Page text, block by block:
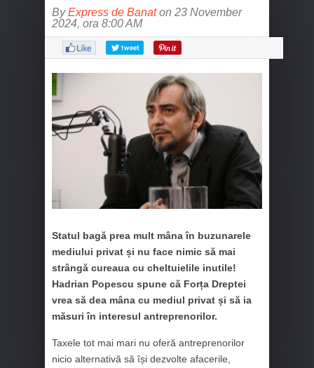
ByExpress de Banaton 23 November
2024, ora 8:00 AM
Statul bagă prea mult mâna în buzunarele
mediului privat și nu face nimic să mai
strângă cureaua cu cheltuielile inutile!
Hadrian Popescu spune că Forța Dreptei
vrea să dea mâna cu mediul privat și să ia
măsuri în interesul antreprenorilor.
Taxele tot mai mari nu oferă antreprenorilor
nicio alternativă să își dezvolte afacerile,